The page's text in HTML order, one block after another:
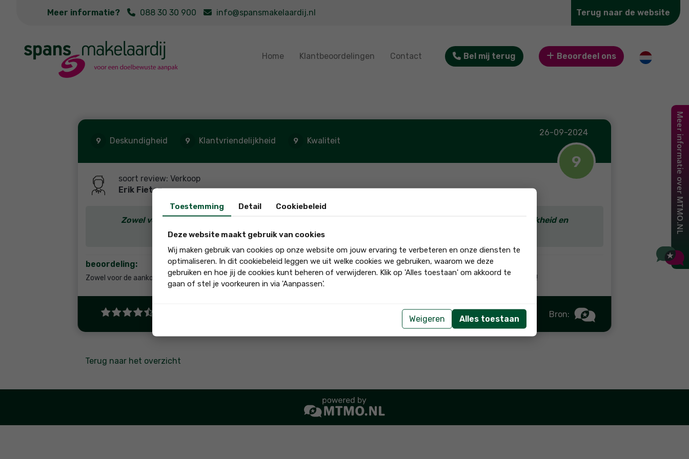
Meer informatie? 088 30 30 900 info@spansmakelaardij.nl Terug naar de website
Home Klantbeoordelingen Contact Bel mij terug Beoordeel ons
26-09-2024
9
9 Deskundigheid 9 Klantvriendelijkheid 9 Kwaliteit
soort review: Verkoop
Erik Fieten
Zowel voor de aankoop en verkoop hebben we bijzonder veel plezier beleefd aan de openheid, persoonlijkheid en
deskundigheid van Spans!
beoordeling:
Zowel voor de aankoop en verkoop hebben we bijzonder veel plezier beleefd aan de openheid, persoonlijkheid en deskundigheid van Spans!
Bron:
Terug naar het overzicht
Toestemming Detail Cookiebeleid
Deze website maakt gebruik van cookies
Wij maken gebruik van cookies op onze website om jouw ervaring te verbeteren en onze diensten te
optimaliseren. In dit cookiebeleid leggen we uit welke cookies we gebruiken, waarom we deze
gebruiken en hoe jij de cookies kunt beheren of verwijderen. Klik op 'Alles toestaan' om akkoord te
gaan of stel je voorkeuren in via 'Aanpassen'.
Weigeren Alles toestaan